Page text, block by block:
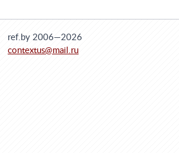
ref.by 2006—2026
contextus@mail.ru